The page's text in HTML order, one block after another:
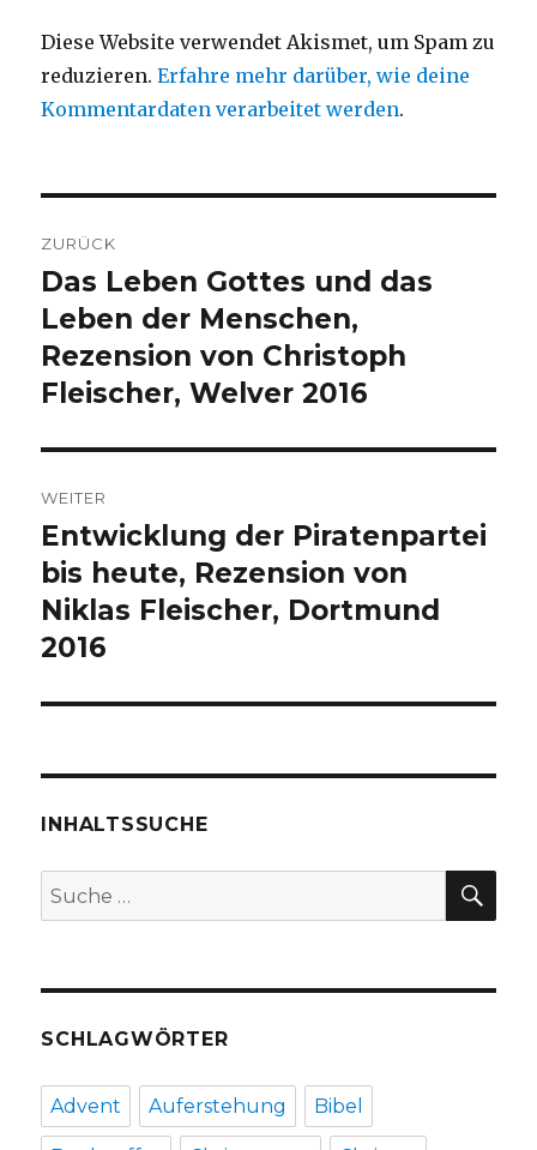
Diese Website verwendet Akismet, um Spam zu
reduzieren.Erfahre mehr darüber, wie deine
Kommentardaten verarbeitet werden.
ZURÜCK
Vorheriger
Beitrag:
Das Leben Gottes und das
Leben der Menschen,
Rezension von Christoph
Fleischer, Welver 2016
WEITER
Nächster
Beitrag:
Entwicklung der Piratenpartei
bis heute, Rezension von
Niklas Fleischer, Dortmund
2016
INHALTSSUCHE
Suche
nach:
SCHLAGWÖRTER
Advent Auferstehung Bibel